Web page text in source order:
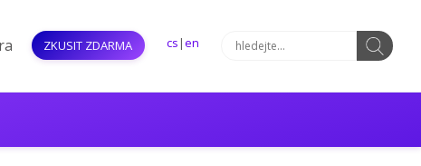
ZKUSIT ZDARMA cs |en